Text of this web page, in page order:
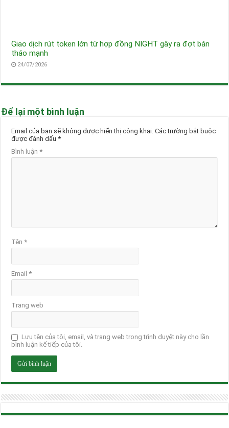
Giao dịch rút token lớn từ hợp đồng NIGHT gây ra đợt bán
tháo mạnh
24/07/2026
Để lại một bình luận
Email của bạn sẽ không được hiển thị công khai. Các trường bắt buộc
được đánh dấu*
Bình luận*
Tên*
Email*
Trang web
Lưu tên của tôi, email, và trang web trong trình duyệt này cho lần
bình luận kế tiếp của tôi.